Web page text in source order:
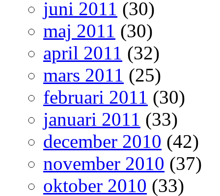
juni 2011 (30)
maj 2011 (30)
april 2011 (32)
mars 2011 (25)
februari 2011 (30)
januari 2011 (33)
december 2010 (42)
november 2010 (37)
oktober 2010 (33)